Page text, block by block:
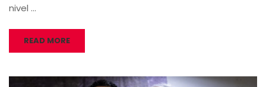
nivel …
READ MORE